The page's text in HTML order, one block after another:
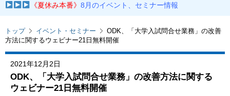
《夏休み本番》8月のイベント、セミナー情報
トップ イベント・セミナー
ODK、「大学入試問合せ業務」の改善
方法に関するウェビナー21日無料開催
2021年12月2日
ODK、「大学入試問合せ業務」の改善方法に関する
ウェビナー21日無料開催